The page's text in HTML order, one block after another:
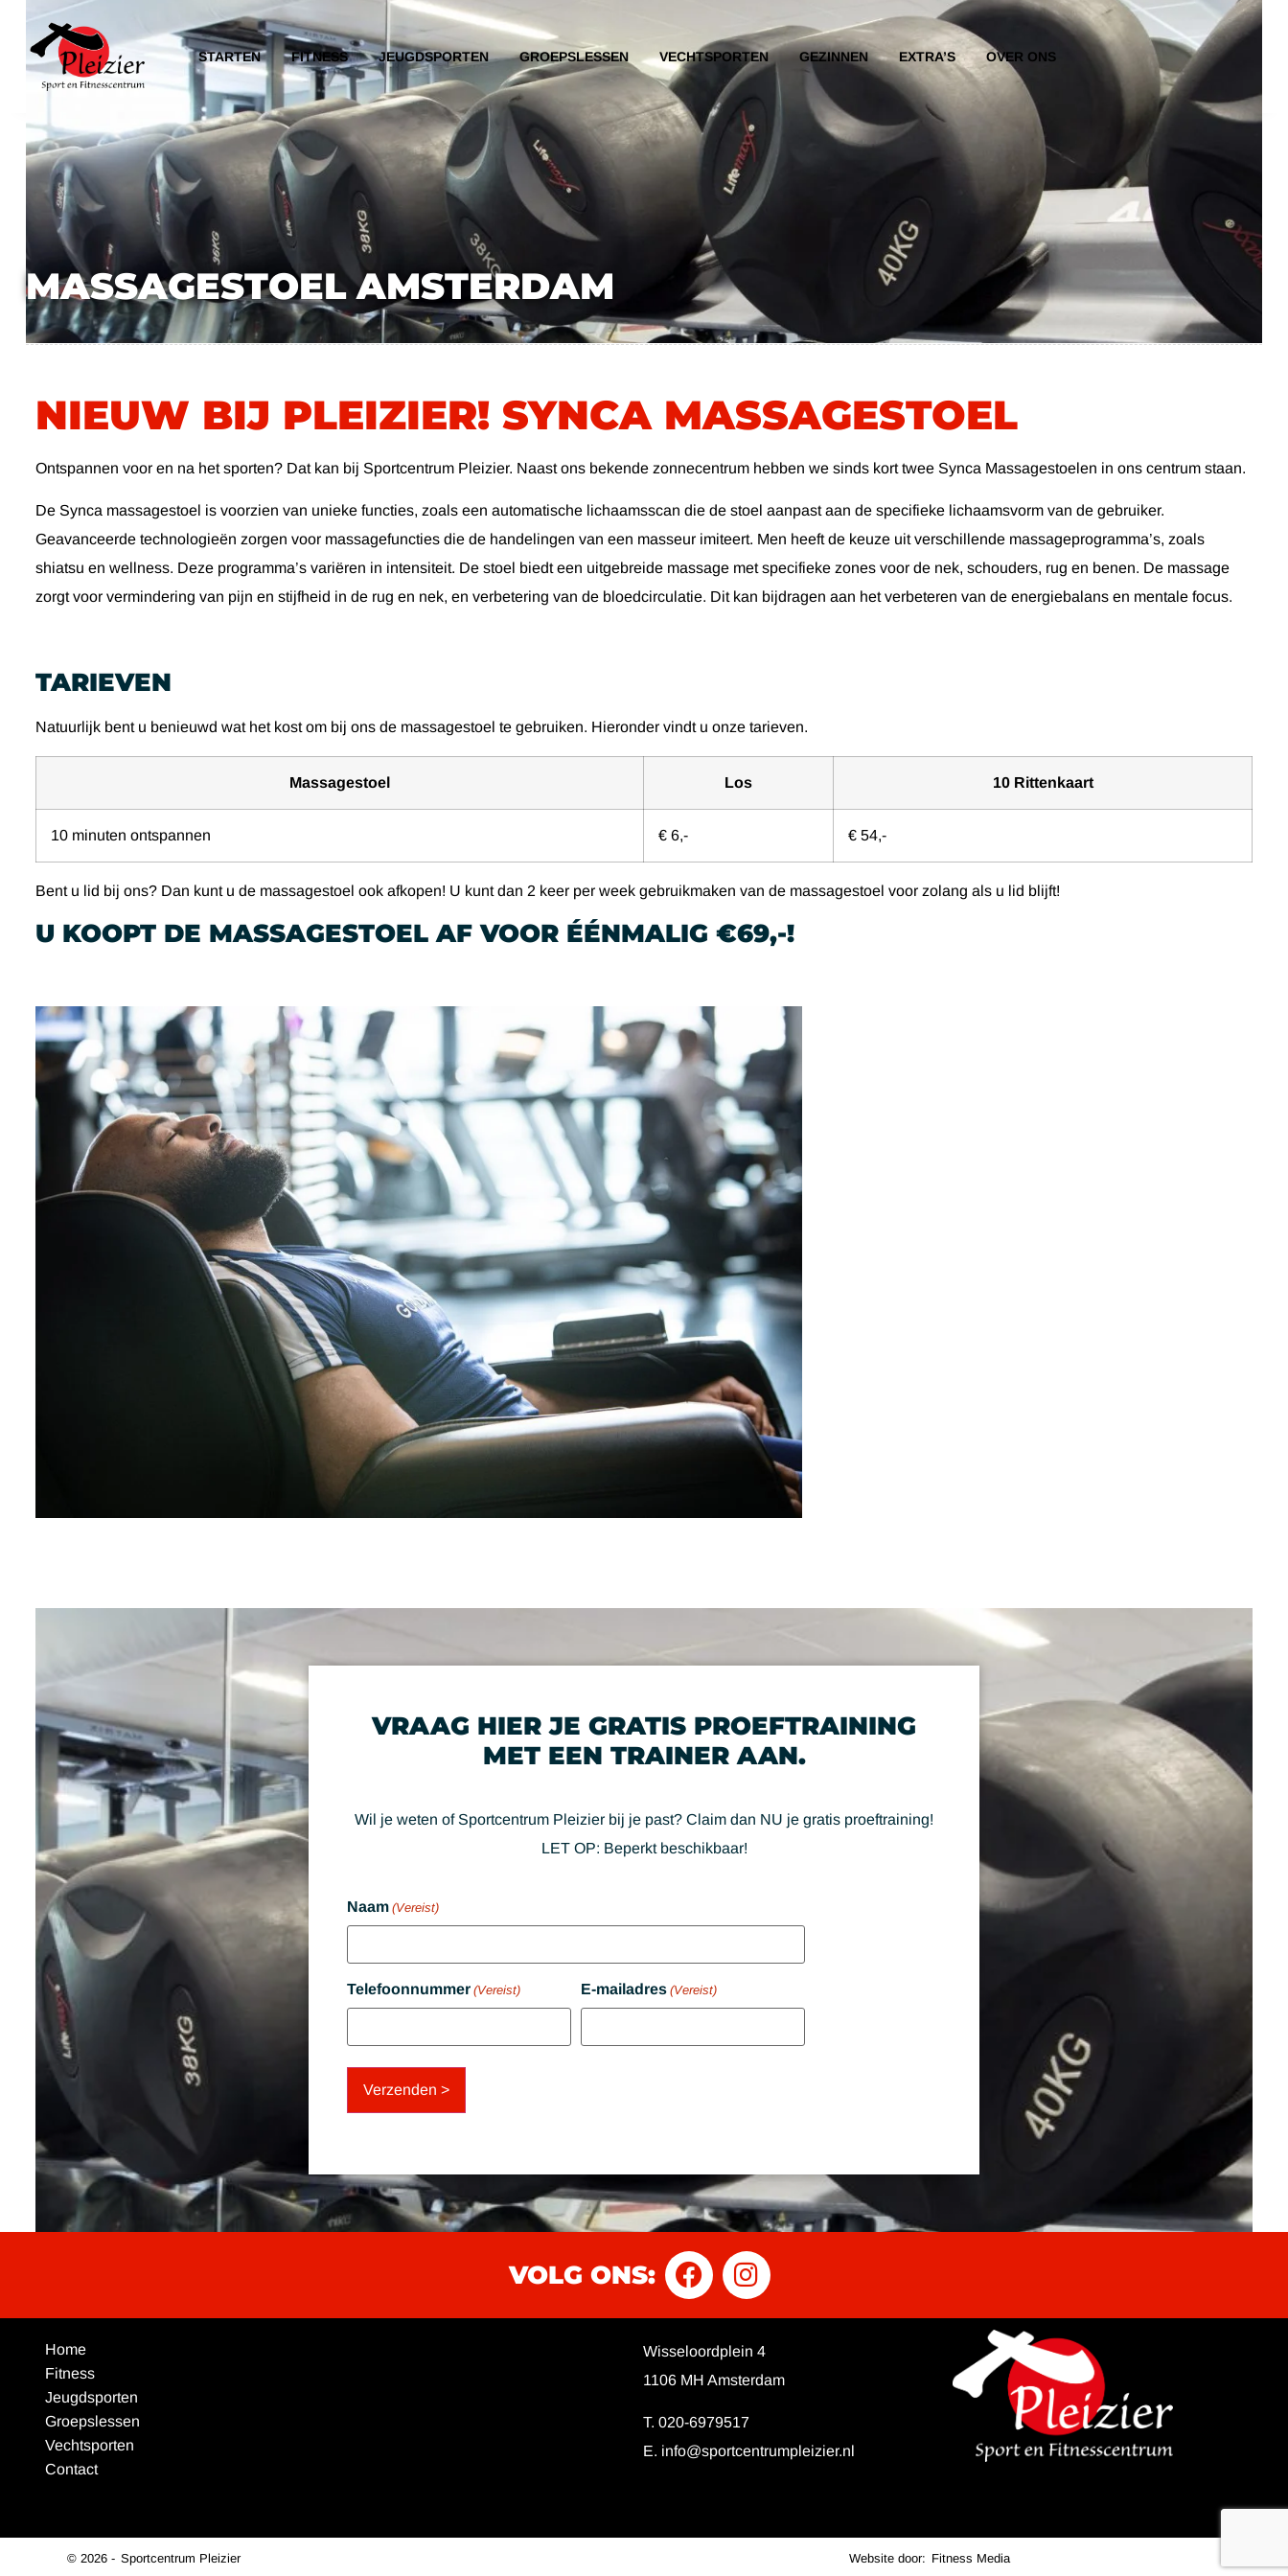
STARTEN FITNESS JEUGDSPORTEN GROEPSLESSEN VECHTSPORTEN GEZINNEN EXTRA’S OVER ONS
MASSAGESTOEL AMSTERDAM
NIEUW BIJ PLEIZIER! SYNCA MASSAGESTOEL
Ontspannen voor en na het sporten? Dat kan bij Sportcentrum Pleizier. Naast ons bekende zonnecentrum hebben we sinds kort twee Synca Massagestoelen in ons centrum staan.
De Synca massagestoel is voorzien van unieke functies, zoals een automatische lichaamsscan die de stoel aanpast aan de specifieke lichaamsvorm van de gebruiker.
Geavanceerde technologieën zorgen voor massagefuncties die de handelingen van een masseur imiteert. Men heeft de keuze uit verschillende massageprogramma’s, zoals
shiatsu en wellness. Deze programma’s variëren in intensiteit. De stoel biedt een uitgebreide massage met specifieke zones voor de nek, schouders, rug en benen. De massage
zorgt voor vermindering van pijn en stijfheid in de rug en nek, en verbetering van de bloedcirculatie. Dit kan bijdragen aan het verbeteren van de energiebalans en mentale focus.
TARIEVEN
Natuurlijk bent u benieuwd wat het kost om bij ons de massagestoel te gebruiken. Hieronder vindt u onze tarieven.
Massagestoel Los 10 Rittenkaart
10 minuten ontspannen € 6,- € 54,-
Bent u lid bij ons? Dan kunt u de massagestoel ook afkopen! U kunt dan 2 keer per week gebruikmaken van de massagestoel voor zolang als u lid blijft!
U KOOPT DE MASSAGESTOEL AF VOOR ÉÉNMALIG €69,-!
VRAAG HIER JE GRATIS PROEFTRAINING
MET EEN TRAINER AAN.
Wil je weten of Sportcentrum Pleizier bij je past? Claim dan NU je gratis proeftraining!
LET OP: Beperkt beschikbaar!
Naam (Vereist)
Telefoonnummer (Vereist) E-mailadres (Vereist)
VOLG ONS:
Home
Fitness
Jeugdsporten
Groepslessen
Vechtsporten
Contact
Wisseloordplein 4
1106 MH Amsterdam
T. 020-6979517
E. info@sportcentrumpleizier.nl
© 2026 - Sportcentrum Pleizier Website door: Fitness Media